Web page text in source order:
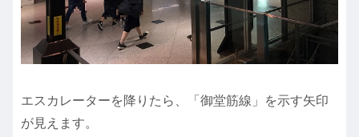
エスカレーターを降りたら、「御堂筋線」を示す矢印
が見えます。